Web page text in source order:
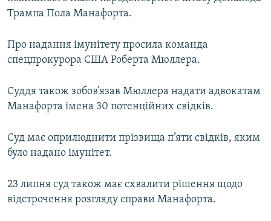
КТАТ
ДОЛУЧАЙСЯ!
Трампа Пола Манафорта.
Про надання імунітету просила команда
спецпрокурора США Роберта Мюллера.
Суддя також зобов’язав Мюллера надати адвокатам
Манафорта імена 30 потенційних свідків.
Суд має оприлюднити прізвища п’яти свідків, яким
було надано імунітет.
23 липня суд також має схвалити рішення щодо
відстрочення розгляду справи Манафорта.